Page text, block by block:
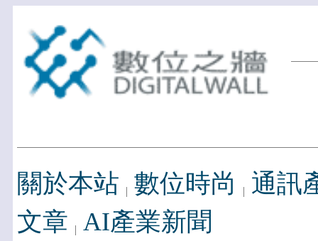
關於本站 數位時尚
通訊
文章 AI產業新聞